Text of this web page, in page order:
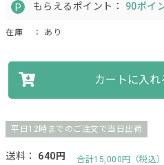
もらえるポイント： 90ポイ
在庫 ： あり
カートに入れ
平日12時までのご注文で当日出荷
送料： 640円 合計15,000円（税込